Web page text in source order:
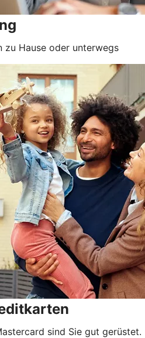
zu Hause oder unterwegs
sind Sie gut gerüstet.